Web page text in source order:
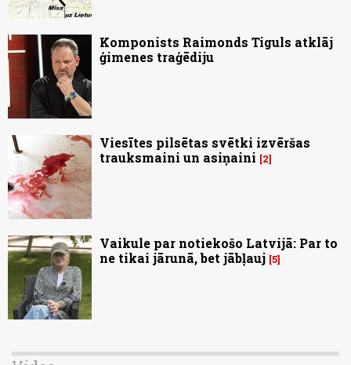
Komponists Raimonds Tiguls atklāj
ģimenes traģēdiju
Viesītes pilsētas svētki izvēršas
trauksmaini un asiņaini
2
Vaikule par notiekošo Latvijā: Par to
ne tikai jārunā, bet jābļauj 5